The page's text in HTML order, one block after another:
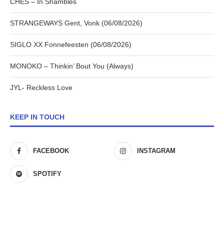
CHES – In Shambles
STRANGEWAYS Gent, Vonk (06/08/2026)
SIGLO XX Fonnefeesten (06/08/2026)
MONOKO – Thinkin’ Bout You (Always)
JYL- Reckless Love
KEEP IN TOUCH
FACEBOOK INSTAGRAM
SPOTIFY